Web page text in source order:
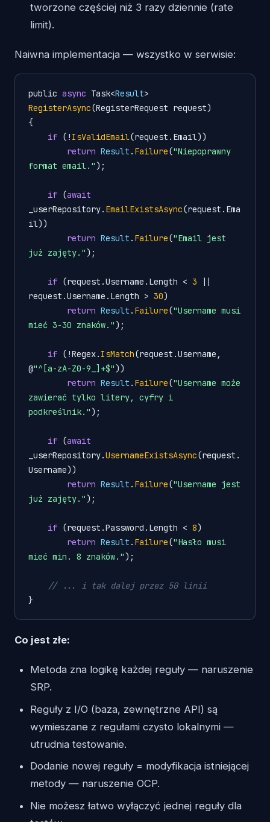
tworzone częściej niż 3 razy dziennie (rate
limit).
Naiwna implementacja — wszystko w serwisie:
public async Task<Result
RegisterAsync(RegisterRequest request)
{
if (! IsValidEmail(request.Email))
return Result . Failure("Niepoprawny
format email.");
if (await
_userRepository. EmailExistsAsync(request.Ema
il))
return Result . Failure("Email jest
już zajęty.");
if (request.Username.Length < 3 ||
request.Username.Length > 30)
return Result . Failure("Username musi
mieć 3-30 znaków.");
if (!Regex. IsMatch(request.Username,
@"^[a-zA-Z0-9_]+$"))
return Result . Failure("Username może
zawierać tylko litery, cyfry i
podkreślnik.");
if (await
_userRepository.UsernameExistsAsync(request.
Username))
return Result . Failure("Username jest
już zajęty.");
if (request.Password.Length < 8)
return Result . Failure("Hasło musi
mieć min. 8 znaków.");
// ... i tak dalej przez 50 linii
Co jest złe:
Metoda zna logikę każdej reguły — naruszenie
SRP.
Reguły z I/O (baza, zewnętrzne API) są
wymieszane z regułami czysto lokalnymi —
utrudnia testowanie.
Dodanie nowej reguły = modyfikacja istniejącej
metody — naruszenie OCP.
Nie możesz łatwo wyłączyć jednej reguły dla